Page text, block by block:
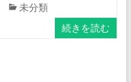
未分類
続きを読む